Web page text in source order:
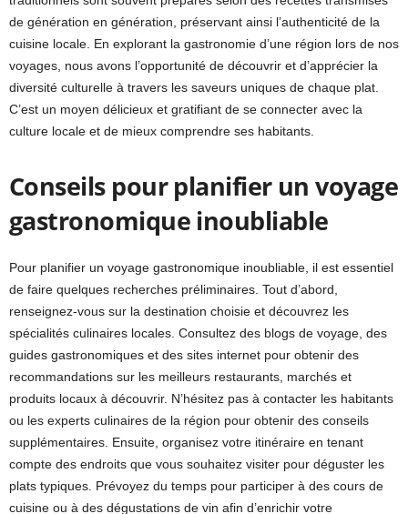
de génération en génération, préservant ainsi l’authenticité de la
cuisine locale. En explorant la gastronomie d’une région lors de nos
voyages, nous avons l’opportunité de découvrir et d’apprécier la
diversité culturelle à travers les saveurs uniques de chaque plat.
C’est un moyen délicieux et gratifiant de se connecter avec la
culture locale et de mieux comprendre ses habitants.
Conseils pour planifier un voyage
gastronomique inoubliable
Pour planifier un voyage gastronomique inoubliable, il est essentiel
de faire quelques recherches préliminaires. Tout d’abord,
renseignez-vous sur la destination choisie et découvrez les
spécialités culinaires locales. Consultez des blogs de voyage, des
guides gastronomiques et des sites internet pour obtenir des
recommandations sur les meilleurs restaurants, marchés et
produits locaux à découvrir. N’hésitez pas à contacter les habitants
ou les experts culinaires de la région pour obtenir des conseils
supplémentaires. Ensuite, organisez votre itinéraire en tenant
compte des endroits que vous souhaitez visiter pour déguster les
plats typiques. Prévoyez du temps pour participer à des cours de
cuisine ou à des dégustations de vin afin d’enrichir votre